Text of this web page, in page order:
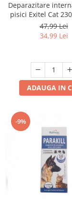
Deparazitare
pisici Exitel Cat
cpr / folie
47,99 Lei
34,99 Lei
ADAUGA IN
-9%